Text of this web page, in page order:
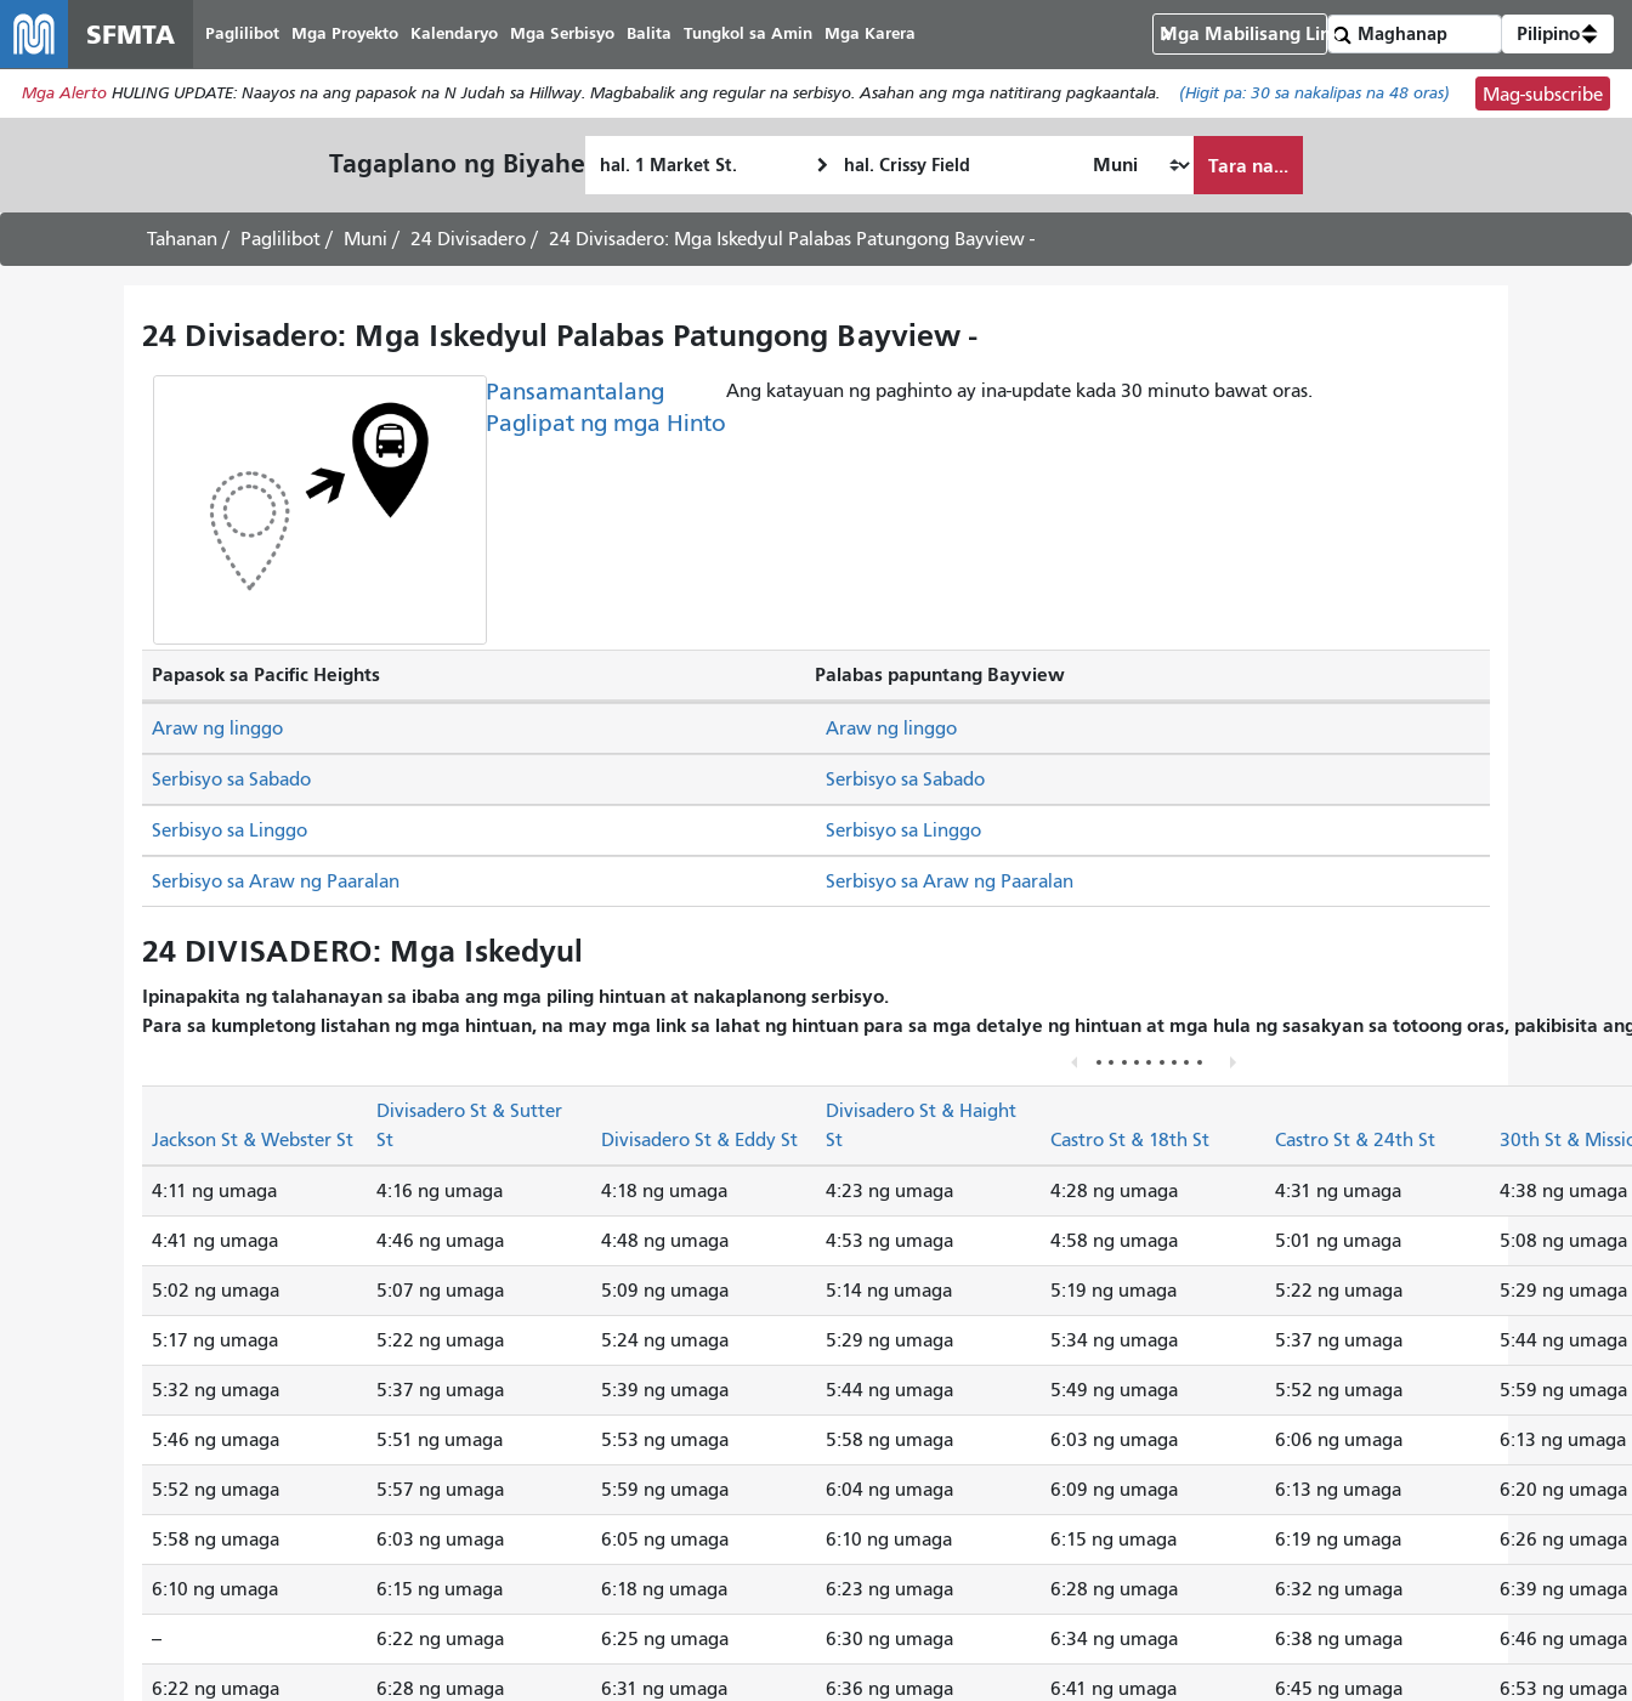
ang
pangunahing
nilalaman
SFMTA Paglilibot Mga Proyekto Kalendaryo Mga Serbisyo Balita Tungkol sa Amin Mga Karera Mga Mabilisang Link Pilipino
Mga Alerto HULING UPDATE: Naayos na ang papasok na N Judah sa Hillway. Magbabalik ang regular na serbisyo. Asahan ang mga natitirang pagkaantala. (Higit pa: 30 sa nakalipas na 48 oras) Mag-subscribe
Tagaplano ng Biyahe
Pagtatapos
Paano
ko
gustong
maglakbay
Tara na...
Tahanan Paglilibot Muni 24 Divisadero 24 Divisadero: Mga Iskedyul Palabas Patungong Bayview -
24 Divisadero: Mga Iskedyul Palabas Patungong Bayview -
Pansamantalang
Paglipat ng mga Hinto
Ang katayuan ng paghinto ay ina-update kada 30 minuto bawat oras.
Papasok sa Pacific Heights Palabas papuntang Bayview
Serbisyo sa Sabado Serbisyo sa Sabado
Serbisyo sa Linggo Serbisyo sa Linggo
Araw ng linggo Araw ng linggo
Serbisyo sa Araw ng Paaralan Serbisyo sa Araw ng Paaralan
24 DIVISADERO: Mga Iskedyul
Ipinapakita ng talahanayan sa ibaba ang mga piling hintuan at nakaplanong serbisyo.
Para sa kumpletong listahan ng mga hintuan, na may mga link sa lahat ng hintuan para sa mga detalye ng hintuan at mga hula ng sasakyan sa totoong oras, pakibisita
Jackson St & Webster St
Divisadero St & Sutter
St
Divisadero St & Eddy St
Divisadero St & Haight
St
Castro St & 18th St Castro St & 24th St 30th St &
4:11 ng umaga 4:16 ng umaga 4:18 ng umaga 4:23 ng umaga 4:28 ng umaga 4:31 ng umaga 4:38 ng umaga
4:41 ng umaga 4:46 ng umaga 4:48 ng umaga 4:53 ng umaga 4:58 ng umaga 5:01 ng umaga 5:08 ng umaga
5:02 ng umaga 5:07 ng umaga 5:09 ng umaga 5:14 ng umaga 5:19 ng umaga 5:22 ng umaga 5:29 ng umaga
5:17 ng umaga 5:22 ng umaga 5:24 ng umaga 5:29 ng umaga 5:34 ng umaga 5:37 ng umaga 5:44 ng umaga
5:32 ng umaga 5:37 ng umaga 5:39 ng umaga 5:44 ng umaga 5:49 ng umaga 5:52 ng umaga 5:59 ng umaga
5:46 ng umaga 5:51 ng umaga 5:53 ng umaga 5:58 ng umaga 6:03 ng umaga 6:06 ng umaga 6:13 ng umaga
5:52 ng umaga 5:57 ng umaga 5:59 ng umaga 6:04 ng umaga 6:09 ng umaga 6:13 ng umaga 6:20 ng umaga
5:58 ng umaga 6:03 ng umaga 6:05 ng umaga 6:10 ng umaga 6:15 ng umaga 6:19 ng umaga 6:26 ng umaga
6:10 ng umaga 6:15 ng umaga 6:18 ng umaga 6:23 ng umaga 6:28 ng umaga 6:32 ng umaga 6:39 ng umaga
-- 6:22 ng umaga 6:25 ng umaga 6:30 ng umaga 6:34 ng umaga 6:38 ng umaga 6:46 ng umaga
6:22 ng umaga 6:28 ng umaga 6:31 ng umaga 6:36 ng umaga 6:41 ng umaga 6:45 ng umaga 6:53 ng umaga